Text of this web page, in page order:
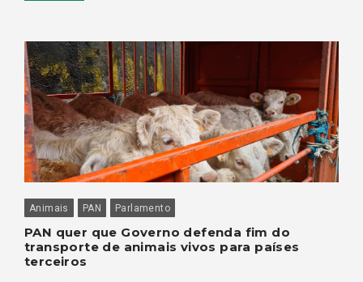
Animais PAN Parlamento
PAN quer que Governo defenda fim do
transporte de animais vivos para países
terceiros